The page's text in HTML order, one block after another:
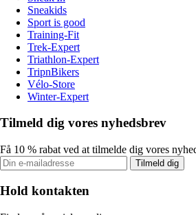
Sneakids
Sport is good
Training-Fit
Trek-Expert
Triathlon-Expert
TripnBikers
Vélo-Store
Winter-Expert
Tilmeld dig vores nyhedsbrev
Få 10 % rabat ved at tilmelde dig vores
Tilmeld dig
Hold kontakten